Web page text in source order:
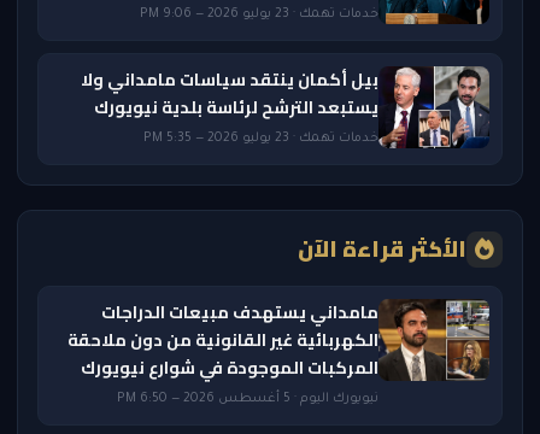
خدمات تهمك · 23 يوليو 2026 — 9:06 PM
بيل أكمان ينتقد سياسات مامداني ولا
يستبعد الترشح لرئاسة بلدية نيويورك
خدمات تهمك · 23 يوليو 2026 — 5:35 PM
الأكثر قراءة الآن
مامداني يستهدف مبيعات الدراجات
الكهربائية غير القانونية من دون ملاحقة
المركبات الموجودة في شوارع نيويورك
نيويورك اليوم · 5 أغسطس 2026 — 6:50 PM